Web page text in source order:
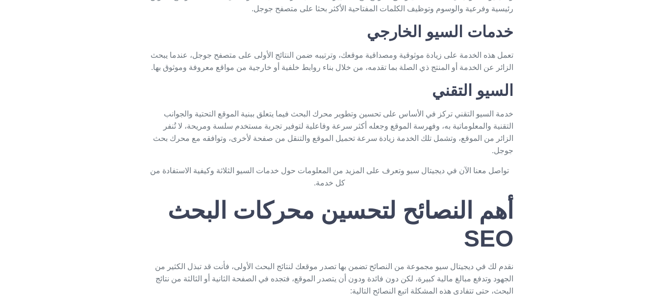
رئيسية وفرعية والوسوم وتوظيف الكلمات المفتاحية الأكثر بحثا على متصفح جوجل.
خدمات السيو الخارجي
تعمل هذه الخدمة على زيادة موثوقية ومصداقية موقعك، وترتيبه ضمن النتائج الأولى على متصفح جوجل، عندما يبحث
الزائر عن الخدمة أو المنتج ذي الصلة بما تقدمه، من خلال بناء روابط خلفية أو خارجية من مواقع معروفة وموثوق بها.
السيو التقني
خدمة السيو التقني تركز في الأساس على تحسين وتطوير محرك البحث فيما يتعلق ببنية الموقع التحتية والجوانب
التقنية والمعلوماتية به، وفهرسة الموقع وجعله أكثر سرعة وفاعلية لتوفير تجربة مستخدم سلسة ومريحة، لا تُنفر
الزائر من الموقع، وتشمل تلك الخدمة زيادة سرعة تحميل الموقع والتنقل من صفحة لأخرى، وتوافقه مع محرك بحث
جوجل.
تواصل معنا الآن في ديجيتال سيو وتعرف على المزيد من المعلومات حول خدمات السيو الثلاثة وكيفية الاستفادة من
كل خدمة.
أهم النصائح لتحسين محركات البحث
SEO
نقدم لك في ديجيتال سيو مجموعة من النصائح تضمن بها تصدر موقعك لنتائج البحث الأولى، فأنت قد تبذل الكثير من
الجهود وتدفع مبالغ مالية كبيرة، لكن دون فائدة ودون أن يتصدر الموقع، فتجده في الصفحة الثانية أو الثالثة من نتائج
البحث، حتى تتفادى هذه المشكلة اتبع النصائح التالية: